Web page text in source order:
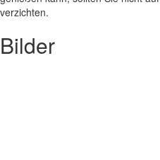
verzichten.
Bilder